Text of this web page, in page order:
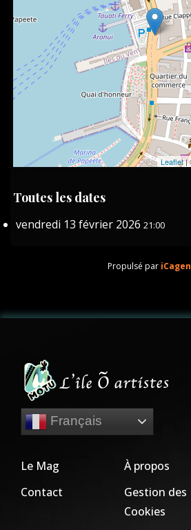
Leaflet|
Toutes les dates
vendredi 13 février 202621:00
Propulsé par
Français
Le Mag
À propos
Contact
Gestion des
Cookies